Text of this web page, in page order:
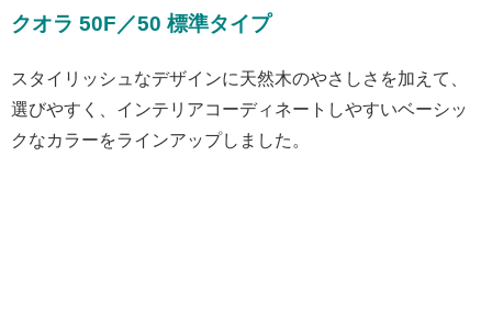
クオラ 50F／50 標準タイプ
スタイリッシュなデザインに天然木のやさしさを加えて、
選びやすく、インテリアコーディネートしやすいベーシッ
クなカラーをラインアップしました。